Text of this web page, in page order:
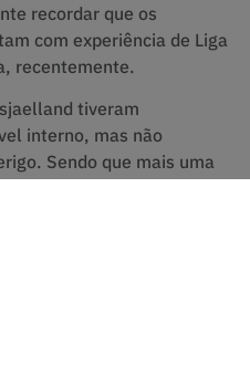
recordar que os
com experiência de Liga
recentemente.
tiveram
interno, mas não
Sendo que mais uma